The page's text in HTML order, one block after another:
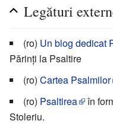
Legături
(ro) Un blog dedicat
Părinți la Psaltire
(ro) Cartea Psalmilor
(ro) Psaltirea
în
Stoleriu.